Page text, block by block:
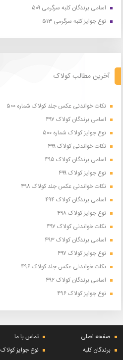
اسامی برندگان کلبه سرگرمی ۵۰۹
نوع جوایز کلبه سرگرمی ۵۱۳
آخرین مطالب کولاک
نکات خواندنی عکس جلد کولاک شماره ۵۰۰
اسامی برندگان کولاک ۴۹۷
نوع جوایز کولاک شماره ۵۰۰
نکات خواندنی کولاک ۴۹۹
اسامی برندگان کولاک ۴۹۵
نوع جوایز کولاک ۴۹۹
نکات خواندنی عکس جلد کولاک ۴۹۸
اسامی برندگان کولاک ۴۹۴
نوع جوایز کولاک ۴۹۸
نکات خواندنی کولاک ۴۹۷
اسامی برندگان کولاک ۴۹۳
نوع جوایز کولاک ۴۹۷
نکات خواندنی عکس جلد کولاک ۴۹۶
اسامی برندگان کولاک ۴۹۲
نوع جوایز کولاک ۴۹۶
صفحه اصلی تماس با ما
برندگان کلبه
نوع جوایز کولاک